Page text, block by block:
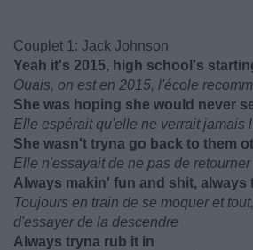
Couplet 1: Jack Johnson
Yeah it's 2015, high school's
Ouais, on est en 2015, l'école
She was hoping she would never
Elle espérait qu'elle ne verrait jamais
She wasn't tryna go back to them
Elle n'essayait de ne pas de
Always makin' fun and shit, always
Toujours en train de se moquer et
d'essayer de la descendre
Always tryna rub it in